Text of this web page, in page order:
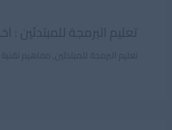
تعليم البرمجة للمبتدئين :
تعليم البرمجة للمبتدئين مفاهيم تقنية